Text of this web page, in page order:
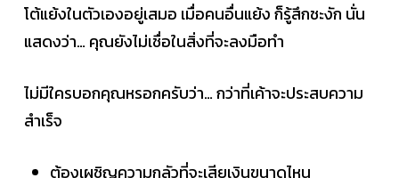
โต้แย้งในตัวเองอยู่เสมอ เมื่อคนอื่นแย้ง ก็รู้สึกชะงัก นั่น
แสดงว่า… คุณยังไม่เชื่อในสิ่งที่จะลงมือทำ
ไม่มีใครบอกคุณหรอกครับว่า… กว่าที่เค้าจะประสบความ
สำเร็จ
ต้องเผชิญความกลัวที่จะเสียเงินขนาดไหน